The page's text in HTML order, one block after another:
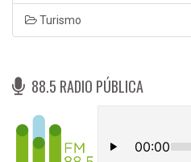
Turismo
88.5 RADIO PÚBLICA